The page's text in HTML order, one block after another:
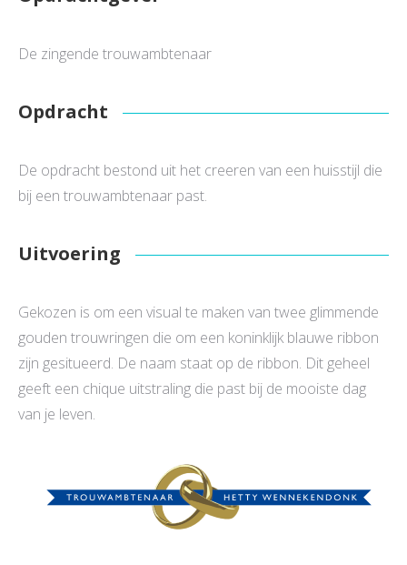
De zingende trouwambtenaar
Opdracht
De opdracht bestond uit het creeren van een huisstijl die
bij een trouwambtenaar past.
Uitvoering
Gekozen is om een visual te maken van twee glimmende
gouden trouwringen die om een koninklijk blauwe ribbon
zijn gesitueerd. De naam staat op de ribbon. Dit geheel
geeft een chique uitstraling die past bij de mooiste dag
van je leven.